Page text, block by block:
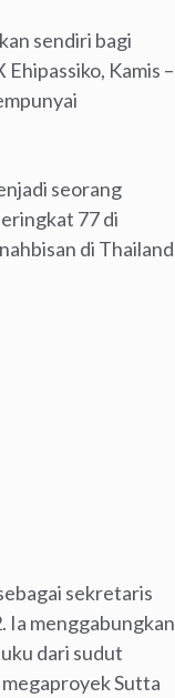
sendiri bagi
Kamis –
seorang
77 di
di Thailand
sekretaris
Ia menggabungkan
dari sudut
Sutta